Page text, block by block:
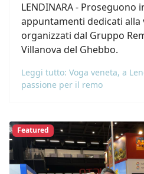
LENDINARA - Proseguono
appuntamenti dedicati alla
organizzati dal Gruppo
Villanova del Ghebbo.
Leggi tutto: Voga veneta, a
passione per il remo
Featured